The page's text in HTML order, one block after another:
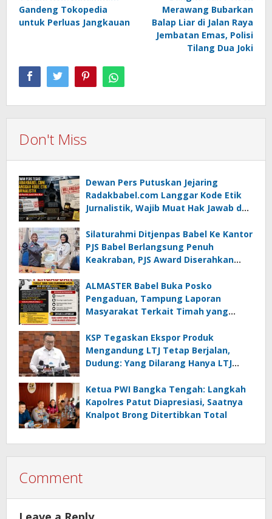
Gandeng Tokopedia
untuk Perluas Jangkauan
Merawang Bubarkan
Balap Liar di Jalan Raya
Jembatan Emas, Polisi
Tilang Dua Joki
Don't Miss
Dewan Pers Putuskan Jejaring
Radakbabel.com Langgar Kode Etik
Jurnalistik, Wajib Muat Hak Jawab dan
Silaturahmi Ditjenpas Babel Ke Kantor
PJS Babel Berlangsung Penuh
Keakraban, PJS Award Diserahkan
ALMASTER Babel Buka Posko
Pengaduan, Tampung Laporan
Masyarakat Terkait Timah yang
KSP Tegaskan Ekspor Produk
Mengandung LTJ Tetap Berjalan,
Dudung: Yang Dilarang Hanya LTJ
Ketua PWI Bangka Tengah: Langkah
Kapolres Patut Diapresiasi, Saatnya
Knalpot Brong Ditertibkan Total
Comment